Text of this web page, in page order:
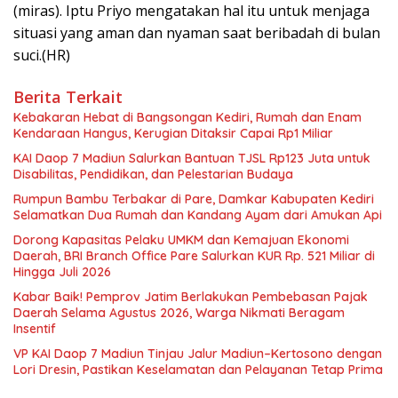
(miras). Iptu Priyo mengatakan hal itu untuk menjaga
situasi yang aman dan nyaman saat beribadah di bulan
suci.(HR)
Berita Terkait
Kebakaran Hebat di Bangsongan Kediri, Rumah dan Enam
Kendaraan Hangus, Kerugian Ditaksir Capai Rp1 Miliar
KAI Daop 7 Madiun Salurkan Bantuan TJSL Rp123 Juta untuk
Disabilitas, Pendidikan, dan Pelestarian Budaya
Rumpun Bambu Terbakar di Pare, Damkar Kabupaten Kediri
Selamatkan Dua Rumah dan Kandang Ayam dari Amukan Api
Dorong Kapasitas Pelaku UMKM dan Kemajuan Ekonomi
Daerah, BRI Branch Office Pare Salurkan KUR Rp. 521 Miliar di
Hingga Juli 2026
Kabar Baik! Pemprov Jatim Berlakukan Pembebasan Pajak
Daerah Selama Agustus 2026, Warga Nikmati Beragam
Insentif
VP KAI Daop 7 Madiun Tinjau Jalur Madiun–Kertosono dengan
Lori Dresin, Pastikan Keselamatan dan Pelayanan Tetap Prima